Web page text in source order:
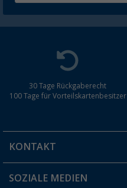
30 Tage Rückgaberecht
100 Tage für Vorteilskartenbesitzer
KONTAKT
Du hast eine Frage?
SOZIALE MEDIEN